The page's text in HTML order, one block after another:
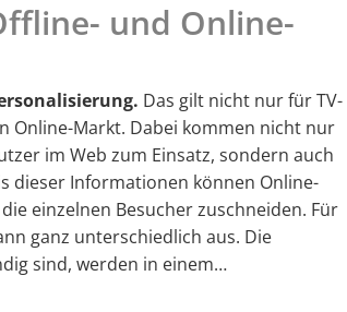
und Online-
Das gilt nicht nur für TV-
Online-Markt. Dabei kommen nicht nur
im Web zum Einsatz, sondern auch
dieser Informationen können Online-
einzelnen Besucher zuschneiden. Für
ganz unterschiedlich aus. Die
sind, werden in einem…